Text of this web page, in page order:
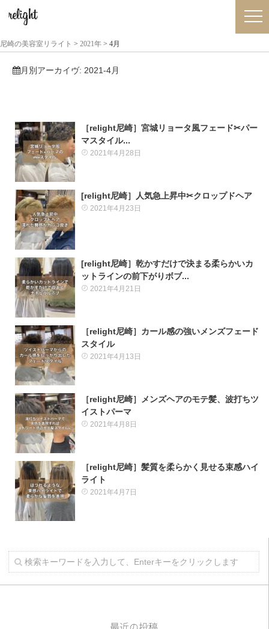
尼崎の美容室リライト > 2021年 > 4月
月別アーカイヴ: 2021-4月
［relight尼崎］宮城リョータ風フェード✂パー
マスタイル...
2021年4月28日
[relight尼崎］人気急上昇中✂クロップドヘア
2021年4月23日
[relight尼崎］乾かすだけで決まる柔らかいカ
ットラインの前下がりボブ...
2021年4月21日
［relight尼崎］カール感の強いメンズフェード
スタイル
2021年4月13日
［relight尼崎］メンズヘアのモテ髪、波打ちツ
イストパーマ
2021年4月8日
［relight尼崎］髪質を柔らかく見せる束感ハイ
ライト
2021年4月7日